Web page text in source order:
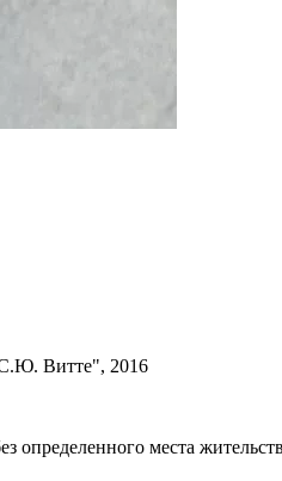
С.Ю. Витте", 2016
определенного места